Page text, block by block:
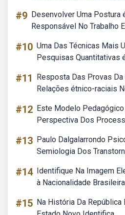
#9 Desenvolver Uma Postura
Responsável No Trabalho
#10 Uma Das Técnicas Mais
Pesquisas Quantitativas
#11
Resposta Das Provas
Relações étnico-raciais
#12 Este Modelo
Perspectiva Dos
#13 Paulo Dalgalarrondo
Semiologia Dos
#14 Identifique Na Imagem
à Nacionalidade Brasileira
#15 Na História Da